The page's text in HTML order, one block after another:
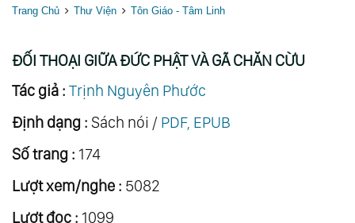
Trang Chủ Thư Viện Tôn Giáo - Tâm Linh
ĐỐI THOẠI GIỮA ĐỨC PHẬT VÀ GÃ CHĂN CỪU
Tác giả : Trịnh Nguyên Phước
Định dạng : Sách nói / PDF, EPUB
Số trang : 174
Lượt xem/nghe : 5082
Lượt đọc : 1099